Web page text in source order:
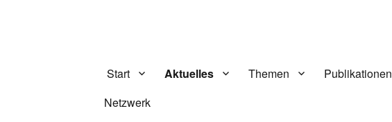
Start Aktuelles Themen Publikationen
Netzwerk